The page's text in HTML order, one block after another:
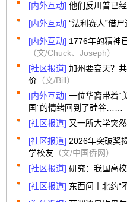
[内外互动] 他们反川普已
[内外互动] “法利赛人”借
[内外互动] 1776年的精神
（文/Chuck、Joseph）
[社区报道] 加州要变天？
价 （文/Bill）
[内外互动] 一位华裔带着“
国”的情绪回到了硅谷……
[社区报道] 又一所大学突
[社区报道] 2026年突破奖
学校友 （文/中国侨网）
[社区报道] 研究：我国高
[社区报道] 东西问丨北约“